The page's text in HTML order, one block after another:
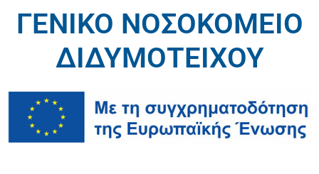
ΓΕΝΙΚΟ ΝΟΣΟΚΟΜΕΙΟ
ΔΙΔΥΜΟΤΕΙΧΟΥ